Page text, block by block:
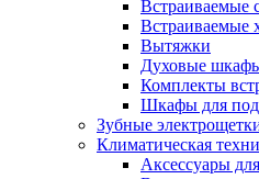
Встраиваемые
Встраиваемые
Вытяжки
Духовые
Комплекты
Шкафы для
Зубные
Климатическая
Аксессуары